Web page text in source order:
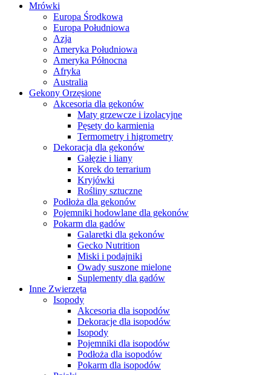
Mrówki
Europa Środkowa
Europa Południowa
Azja
Ameryka Południowa
Ameryka Północna
Afryka
Australia
Gekony Orzęsione
Akcesoria dla gekonów
Maty grzewcze i izolacyjne
Pęsety do karmienia
Termometry i higrometry
Dekoracja dla gekonów
Gałęzie i liany
Korek do terrarium
Kryjówki
Rośliny sztuczne
Podłoża dla gekonów
Pojemniki hodowlane dla gekonów
Pokarm dla gadów
Galaretki dla gekonów
Gecko Nutrition
Miski i podajniki
Owady suszone mielone
Suplementy dla gadów
Inne Zwierzęta
Isopody
Akcesoria dla isopodów
Dekoracje dla isopodów
Isopody
Pojemniki dla isopodów
Podłoża dla isopodów
Pokarm dla isopodów